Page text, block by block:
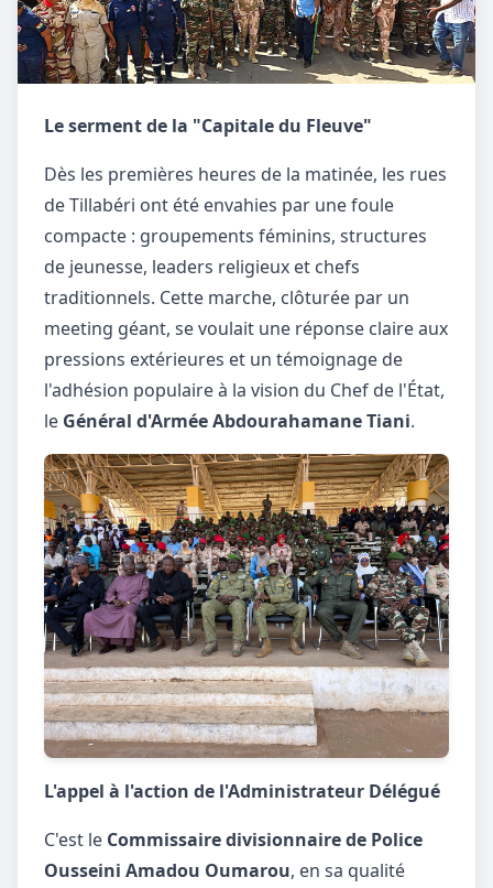
Le serment de la "Capitale du Fleuve"
Dès les premières heures de la matinée, les rues
de Tillabéri ont été envahies par une foule
compacte : groupements féminins, structures
de jeunesse, leaders religieux et chefs
traditionnels. Cette marche, clôturée par un
meeting géant, se voulait une réponse claire aux
pressions extérieures et un témoignage de
l'adhésion populaire à la vision du Chef de l'État,
le Général d'Armée Abdourahamane Tiani.
L'appel à l'action de l'Administrateur Délégué
C'est le Commissaire divisionnaire de Police
Ousseini Amadou Oumarou, en sa qualité